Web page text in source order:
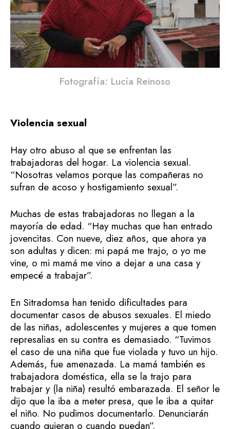
Fotografía: Lucía Reinoso
Violencia sexual
Hay otro abuso al que se enfrentan las
trabajadoras del hogar. La violencia sexual.
“Nosotras velamos porque las compañeras no
sufran de acoso y hostigamiento sexual”.
Muchas de estas trabajadoras no llegan a la
mayoría de edad. “Hay muchas que han entrado
jovencitas. Con nueve, diez años, que ahora ya
son adultas y dicen: mi papá me trajo, o yo me
vine, o mi mamá me vino a dejar a una casa y
empecé a trabajar”.
En Sitradomsa han tenido dificultades para
documentar casos de abusos sexuales. El miedo
de las niñas, adolescentes y mujeres a que tomen
represalias en su contra es demasiado. “Tuvimos
el caso de una niña que fue violada y tuvo un hijo.
Además, fue amenazada. La mamá también es
trabajadora doméstica, ella se la trajo para
trabajar y (la niña) resultó embarazada. El señor le
dijo que la iba a meter presa, que le iba a quitar
el niño. No pudimos documentarlo. Denunciarán
cuando quieran o cuando puedan”.